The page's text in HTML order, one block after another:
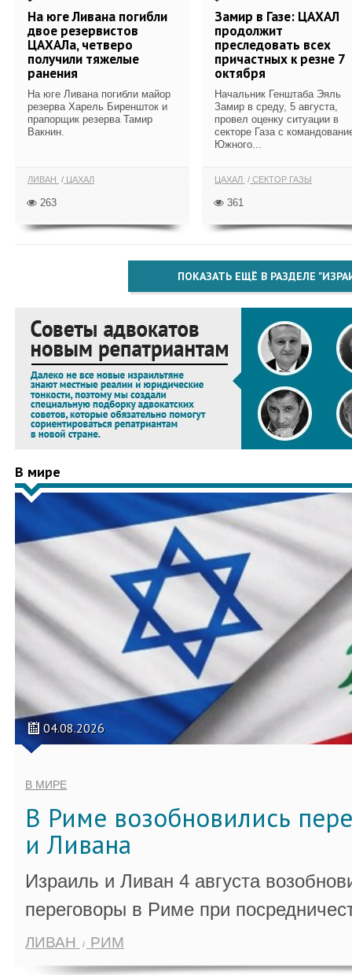
На юге Ливана погибли
двое резервистов
ЦАХАЛа, четверо
получили тяжелые
ранения
На юге Ливана погибли майор
резерва Харель Биреншток и
прапорщик резерва Тамир
Вакнин.
ЛИВАН ЦАХАЛ
263
Замир в Газе: ЦАХАЛ
продолжит
преследовать всех
причастных к резне 7
октября
Начальник Генштаба Эяль
Замир в среду, 5 августа,
провел оценку ситуации в
секторе Газа с
Южного...
ЦАХАЛ СЕКТОР ГАЗЫ
361
ПОКАЗАТЬ ЕЩЁ В РАЗДЕЛЕ
В мире
04.08.2026
В МИРЕ
В Риме возобновились
и Ливана
Израиль и Ливан 4 августа
переговоры в Риме при
ЛИВАН РИМ